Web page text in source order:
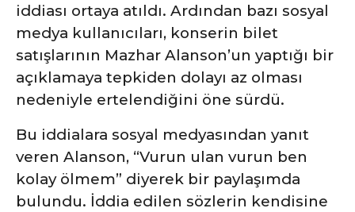
iddiası ortaya atıldı. Ardından bazı sosyal
medya kullanıcıları, konserin bilet
satışlarının Mazhar Alanson’un yaptığı bir
açıklamaya tepkiden dolayı az olması
nedeniyle ertelendiğini öne sürdü.
Bu iddialara sosyal medyasından yanıt
veren Alanson, “Vurun ulan vurun ben
kolay ölmem” diyerek bir paylaşımda
bulundu. İddia edilen sözlerin kendisine